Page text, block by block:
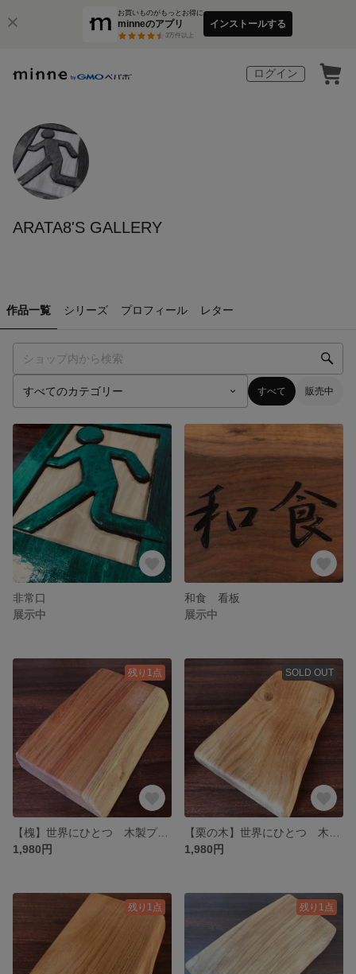
お買いものがもっとお得に
minneのアプリ
3万件以上
インストールする
ログイン
ARATA8'S GALLERY
作品一覧 シリーズ プロフィール レター
すべて 販売中
非常口
展示中
和食 看板
展示中
残り1点
【槐】世界にひとつ 木製プレート
1,980円
SOLD OUT
1,980円
残り1点 残り1点